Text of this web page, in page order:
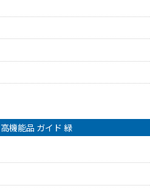
機能品 ガイド 緑